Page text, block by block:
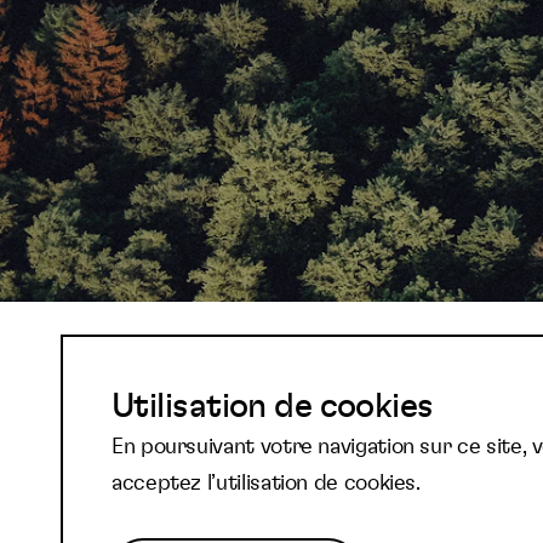
Abonnez-vous à
newsletter et
Utilisation de cookies
En poursuivant votre navigation sur ce site,
acceptez l’utilisation de cookies.